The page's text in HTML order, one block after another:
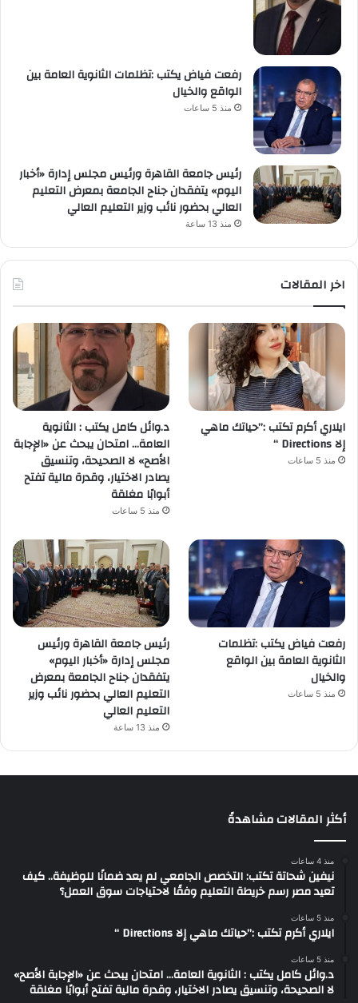
رفعت فياض يكتب :تظلمات الثانوية العامة بين
الواقع والخيال
منذ 5 ساعات
رئيس جامعة القاهرة ورئيس مجلس إدارة «أخبار
اليوم» يتفقدان جناح الجامعة بمعرض التعليم
العالي بحضور نائب وزير التعليم العالي
منذ 13 ساعة
اخر المقالات
ايلاري أكرم تكتب :”حياتك ماهي
إلا Directions “
منذ 5 ساعات
د.وائل كامل يكتب : الثانوية
العامة… امتحان يبحث عن «الإجابة
الأصح» لا الصحيحة، وتنسيق
يصادر الاختيار، وقدرة مالية تفتح
أبوابًا مغلقة
منذ 5 ساعات
رفعت فياض يكتب :تظلمات
الثانوية العامة بين الواقع
والخيال
منذ 5 ساعات
رئيس جامعة القاهرة ورئيس
مجلس إدارة «أخبار اليوم»
يتفقدان جناح الجامعة بمعرض
التعليم العالي بحضور نائب وزير
التعليم العالي
منذ 13 ساعة
أكثر المقالات مشاهدةً
منذ 4 ساعات
نيفين شحاتة تكتب: التخصص الجامعي لم يعد ضمانًا للوظيفة.. كيف
تعيد مصر رسم خريطة التعليم وفقًا لاحتياجات سوق العمل؟
منذ 5 ساعات
ايلاري أكرم تكتب :”حياتك ماهي إلا Directions “
منذ 5 ساعات
د.وائل كامل يكتب : الثانوية العامة… امتحان يبحث عن «الإجابة الأصح»
لا الصحيحة، وتنسيق يصادر الاختيار، وقدرة مالية تفتح أبوابًا مغلقة